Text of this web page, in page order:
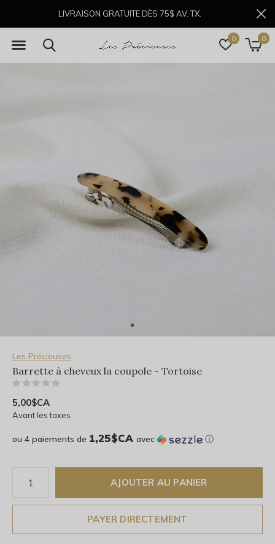
0 0
LIVRAISON GRATUITE DÈS 75$ AV. TX.
Les Précieuses
Barrette à cheveux la coupole - Tortoise
5,00$CA
Avant les taxes
ou 4 paiements de 1,25$CA avec ⓘ
AJOUTER AU PANIER
PAYER DIRECTEMENT